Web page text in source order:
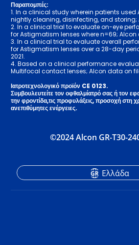
Παραπομπές:
1. In a clinical study wherein patients used
nightly cleaning, disinfecting, and storing;
2. In a clinical trial to evaluate on-eye
for Astigmatism lenses where n=69; Alcon
3. In a clinical trial to evaluate overall
for Astigmatism lenses over a 28-day
2021.
4. Based on a clinical performance
Multifocal contact lenses; Alcon data on
Ιατροτεχνολογικό προϊόν CE 0123.
Συμβουλευτείτε τον οφθαλμίατρό σας ή τον
την φροντίδα,τις προφυλάξεις, προσοχή στη
ανεπιθύμητες ενέργειες.
©2024 Alcon GR-T30-
Eλλάδα